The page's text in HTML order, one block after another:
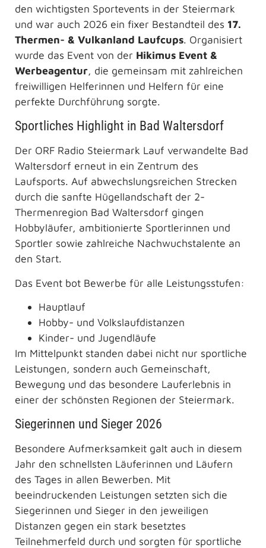
den wichtigsten Sportevents in der Steiermark
und war auch 2026 ein fixer Bestandteil des 17.
Thermen- & Vulkanland Laufcups. Organisiert
wurde das Event von der Hikimus Event &
Werbeagentur, die gemeinsam mit zahlreichen
freiwilligen Helferinnen und Helfern für eine
perfekte Durchführung sorgte.
Sportliches Highlight in Bad Waltersdorf
Der ORF Radio Steiermark Lauf verwandelte Bad
Waltersdorf erneut in ein Zentrum des
Laufsports. Auf abwechslungsreichen Strecken
durch die sanfte Hügellandschaft der 2-
Thermenregion Bad Waltersdorf gingen
Hobbyläufer, ambitionierte Sportlerinnen und
Sportler sowie zahlreiche Nachwuchstalente an
den Start.
Das Event bot Bewerbe für alle Leistungsstufen:
Hauptlauf
Hobby- und Volkslaufdistanzen
Kinder- und Jugendläufe
Im Mittelpunkt standen dabei nicht nur sportliche
Leistungen, sondern auch Gemeinschaft,
Bewegung und das besondere Lauferlebnis in
einer der schönsten Regionen der Steiermark.
Siegerinnen und Sieger 2026
Besondere Aufmerksamkeit galt auch in diesem
Jahr den schnellsten Läuferinnen und Läufern
des Tages in allen Bewerben. Mit
beeindruckenden Leistungen setzten sich die
Siegerinnen und Sieger in den jeweiligen
Distanzen gegen ein stark besetztes
Teilnehmerfeld durch und sorgten für sportliche